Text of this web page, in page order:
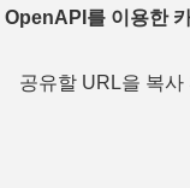
OpenAPI를 이용한
공유할 URL을 복